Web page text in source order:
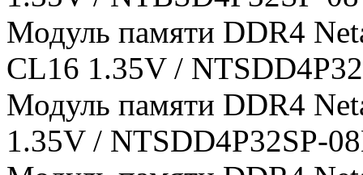
Модуль памяти DDR4
CL16 1.35V /
Модуль памяти DDR4
1.35V / NTSDD4P32SP-